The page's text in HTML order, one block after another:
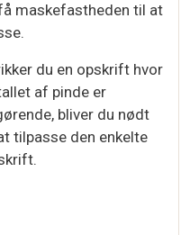
maskefastheden til at
du en opskrift hvor
af pinde er
bliver du nødt
tilpasse den enkelte